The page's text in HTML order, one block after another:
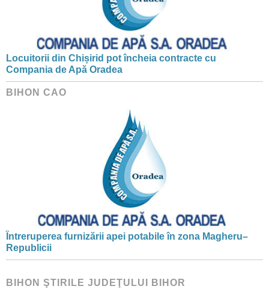
Locuitorii din Chișirid pot încheia contracte cu
Compania de Apă Oradea
BIHON CAO
Întreruperea furnizării apei potabile în zona Magheru–
Republicii
BIHON ŞTIRILE JUDEŢULUI BIHOR